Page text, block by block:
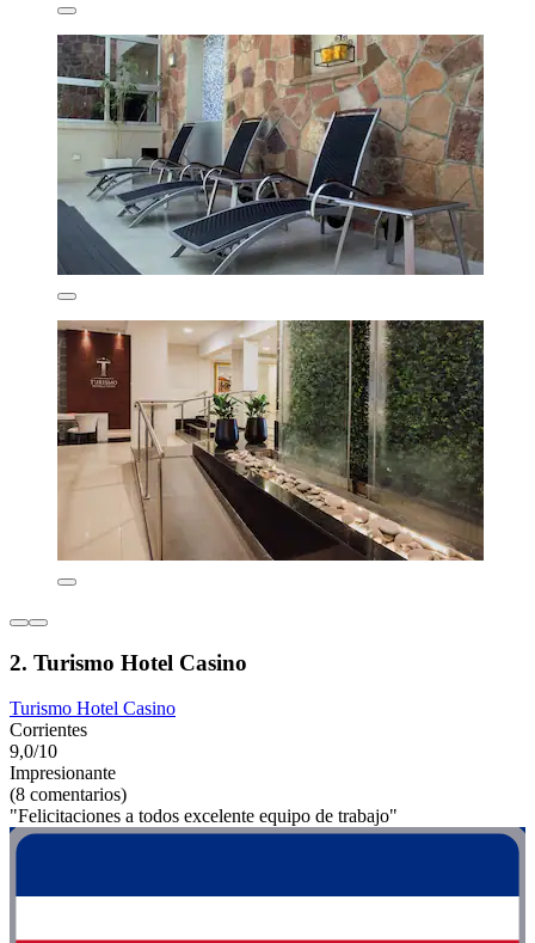
2. Turismo Hotel Casino
Turismo Hotel Casino
Corrientes
9,0/10
Impresionante
(8 comentarios)
"Felicitaciones a todos excelente equipo de trabajo"